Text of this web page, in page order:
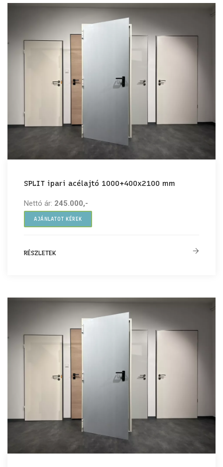
SPLIT ipari acélajtó 1000+400x2100 mm
Nettó ár: 245.000,-
AJÁNLATOT KÉREK
RÉSZLETEK